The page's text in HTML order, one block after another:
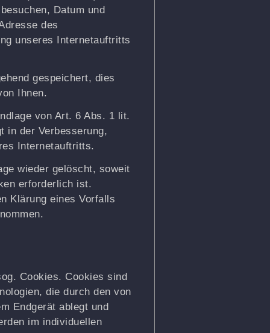
Datum und
des
unseres Internetauftritts
gespeichert, dies
Ihnen.
von Art. 6 Abs. 1 lit.
in der Verbesserung,
Internetauftritts.
wieder gelöscht, soweit
erforderlich ist.
Klärung eines Vorfalls
Cookies. Cookies sind
die durch den von
Endgerät ablegt und
im individuellen